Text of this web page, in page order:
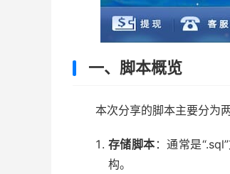
一、脚本概览
本次分享的脚本主要分为
存储脚本 ：通常是
构。